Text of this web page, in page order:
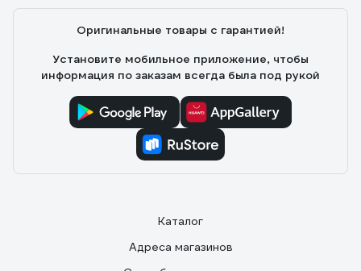
Оригинальные товары с гарантией!
Установите мобильное приложение, чтобы
информация по заказам всегда была под рукой
Каталог
Адреса магазинов